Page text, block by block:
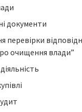
документи
перевірки
очищення влади”